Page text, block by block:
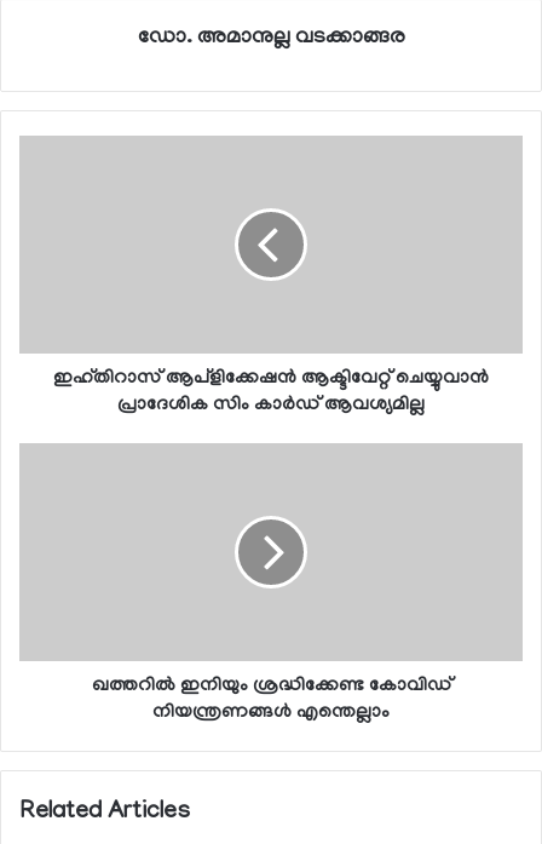
ഡോ. അമാനുല്ല വടക്കാങ്ങര
ഇഹ്തിറാസ് ആപ്‌ളിക്കേഷന്‍ ആക്ടിവേറ്റ് ചെയ്യുവാന്‍
പ്രാദേശിക സിം കാര്‍ഡ് ആവശ്യമില്ല
ഖത്തറില്‍ ഇനിയും ശ്രദ്ധിക്കേണ്ട കോവിഡ്
നിയന്ത്രണങ്ങള്‍ എന്തെല്ലാം
Related Articles